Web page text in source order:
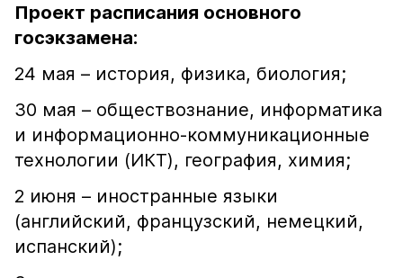
Проект расписания основного
госэкзамена:
24 мая – история, физика, биология;
30 мая – обществознание, информатика
и информационно-коммуникационные
технологии (ИКТ), география, химия;
2 июня – иностранные языки
(английский, французский, немецкий,
испанский);